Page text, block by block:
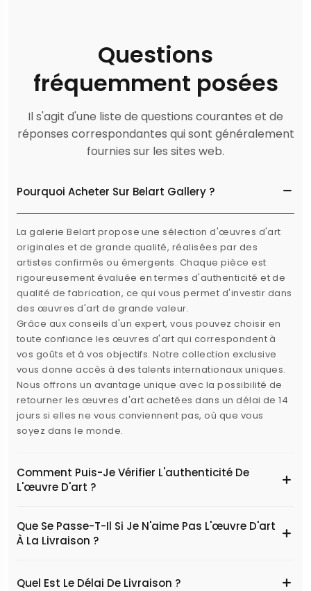
Questions
fréquemment posées
Il s'agit d'une liste de questions courantes et de
réponses correspondantes qui sont généralement
fournies sur les sites web.
Pourquoi Acheter Sur Belart Gallery ?
La galerie Belart propose une sélection d'œuvres d'art
originales et de grande qualité, réalisées par des
artistes confirmés ou émergents. Chaque pièce est
rigoureusement évaluée en termes d'authenticité et de
qualité de fabrication, ce qui vous permet d'investir dans
des œuvres d'art de grande valeur.
Grâce aux conseils d'un expert, vous pouvez choisir en
toute confiance les œuvres d'art qui correspondent à
vos goûts et à vos objectifs. Notre collection exclusive
vous donne accès à des talents internationaux uniques.
Nous offrons un avantage unique avec la possibilité de
retourner les œuvres d'art achetées dans un délai de 14
jours si elles ne vous conviennent pas, où que vous
soyez dans le monde.
Comment Puis-Je Vérifier L'authenticité De
L'œuvre D'art ?
Que Se Passe-T-Il Si Je N'aime Pas L'œuvre D'art
À La Livraison ?
Quel Est Le Délai De Livraison ?